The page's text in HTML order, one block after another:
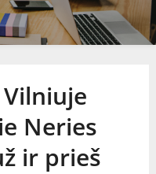
Neries
ir prieš